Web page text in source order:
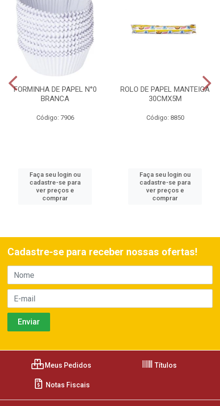
FORMINHA DE PAPEL N°0
BRANCA
Código: 7906
Faça seu login ou
cadastre-se para
ver preços e
comprar
ROLO DE PAPEL MANTEIGA
30CMX5M
Código: 8850
Faça seu login ou
cadastre-se para
ver preços e
comprar
Cadastre-se para receber nossas ofertas!
Meus Pedidos Títulos
Notas Fiscais